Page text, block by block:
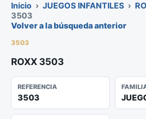
Inicio › JUEGOS INFANTILES ›
3503
Volver a la búsqueda anterior
3503
ROXX 3503
REFERENCIA
3503